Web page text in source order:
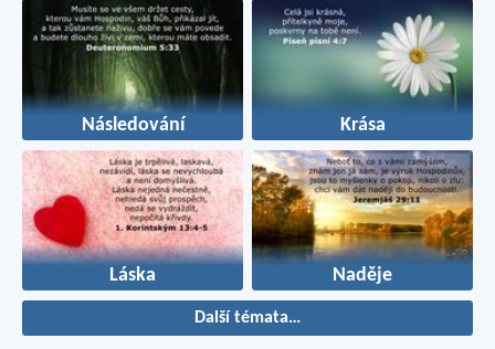
Následování Krása
Láska Naděje
Další témata…